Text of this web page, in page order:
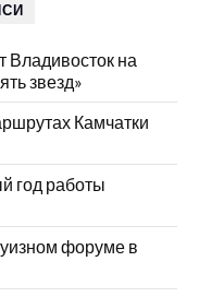
Владивосток на
звезд»
Камчатки
год работы
форуме в